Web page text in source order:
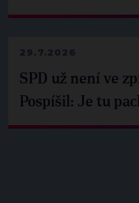
29.7.2026
SPD už není ve
Pospíšil: Je tu